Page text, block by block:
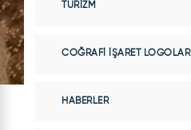
TURIZM
COĞRAFI İŞARET LOGOLAR
HABERLER